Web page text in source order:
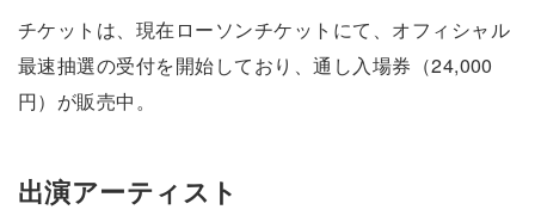
チケットは、現在ローソンチケットにて、オフィシャル
最速抽選の受付を開始しており、通し入場券（24,000
円）が販売中。
出演アーティスト